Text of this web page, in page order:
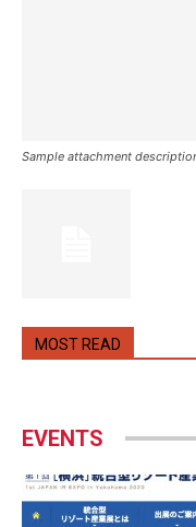
Sample attachment
MOST READ
EVENTS